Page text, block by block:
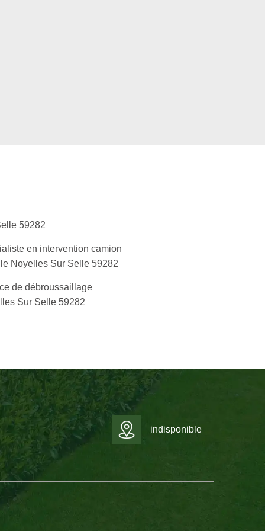
59282
en intervention camion
Noyelles Sur Selle 59282
de débroussaillage
Sur Selle 59282
indisponible